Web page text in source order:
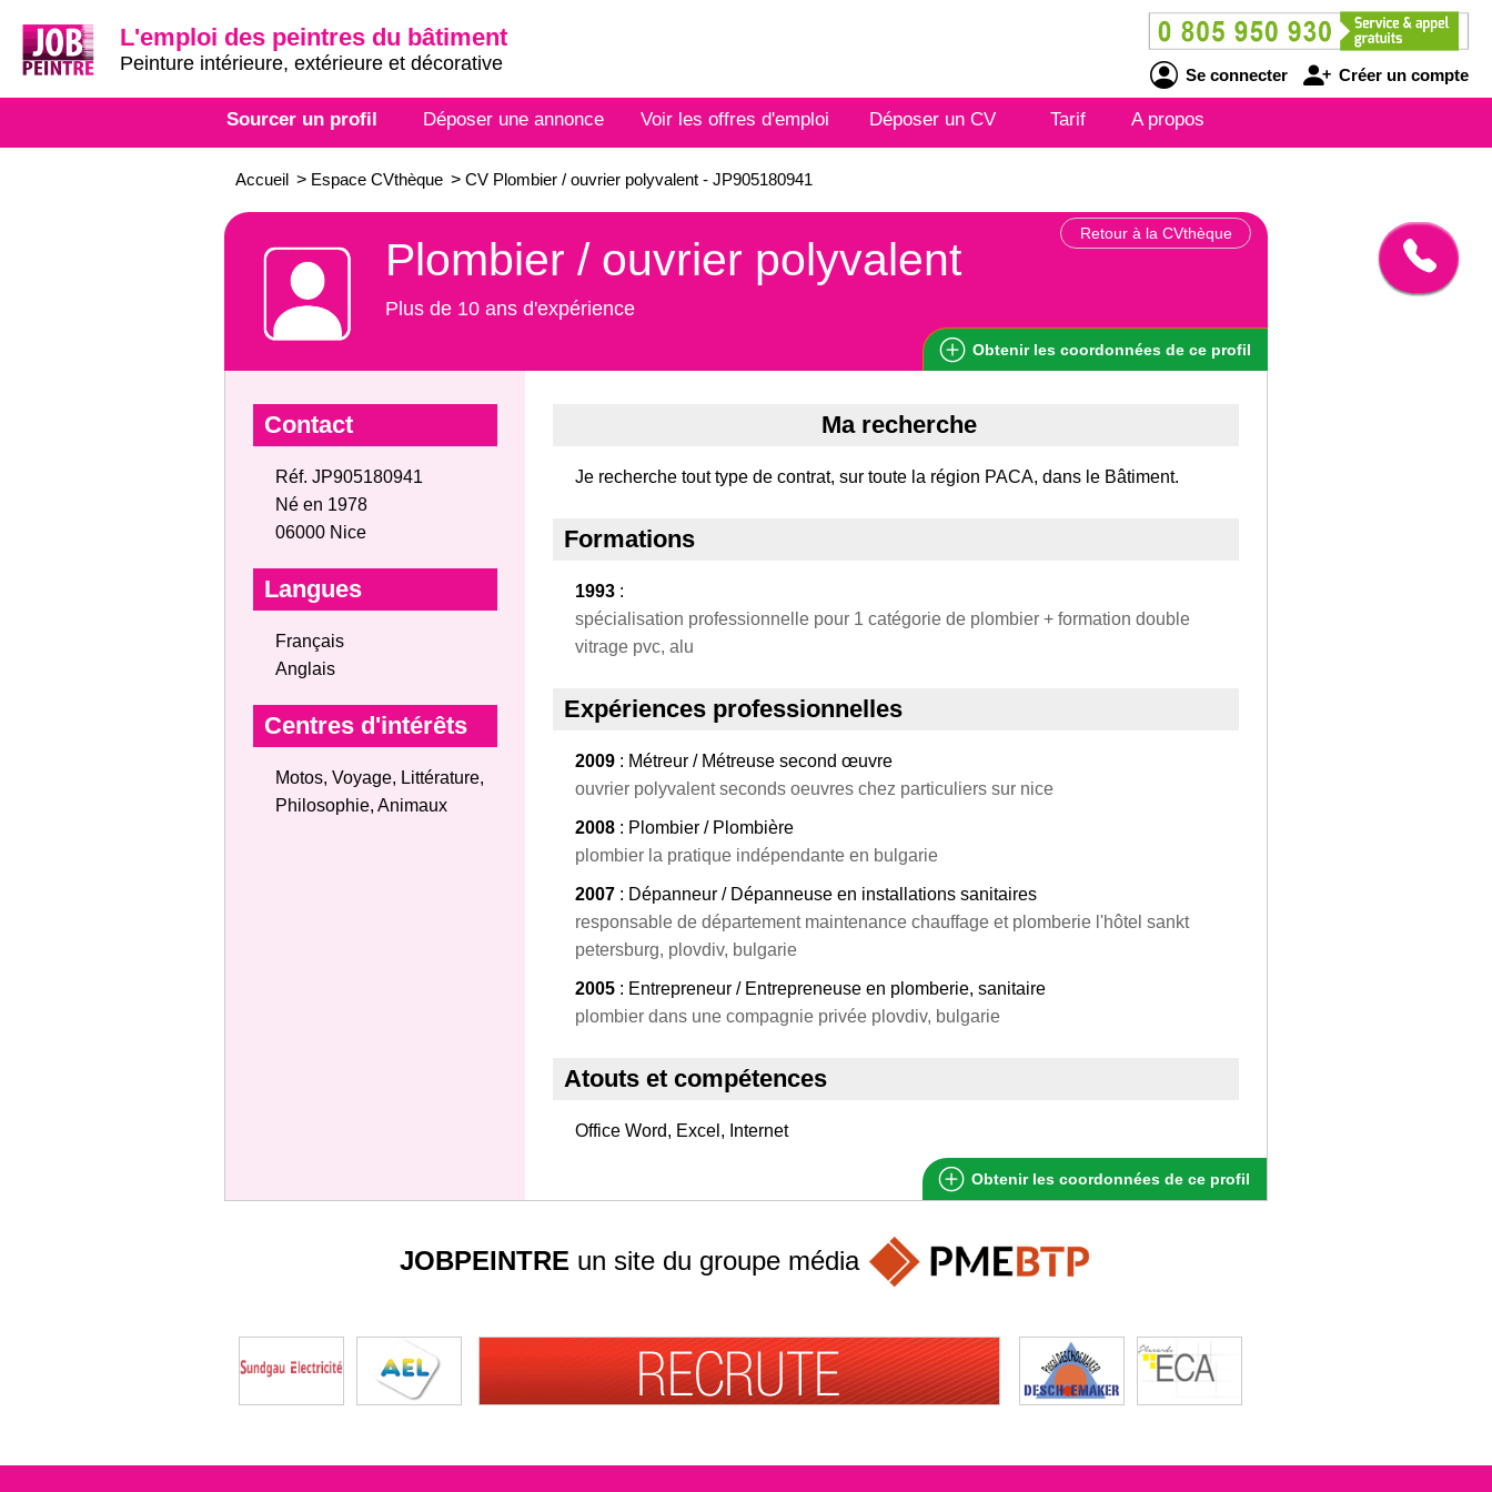
L'emploi des peintres du bâtiment
Peinture intérieure, extérieure et décorative
Se connecter Créer un compte
Sourcer un profil Déposer une annonce Voir les offres d'emploi Déposer un CV Tarif A propos
Accueil > Espace CVthèque > CV Plombier / ouvrier polyvalent - JP905180941
Retour à la CVthèque
Plombier / ouvrier polyvalent
Plus de 10 ans d'expérience
Obtenir les coordonnées de ce profil
Contact
Réf. JP905180941
Né en 1978
06000 Nice
Langues
Français
Anglais
Centres d'intérêts
Motos, Voyage, Littérature,
Philosophie, Animaux
Ma recherche
Je recherche tout type de contrat, sur toute la région PACA, dans le Bâtiment.
Formations
1993 :
spécialisation professionnelle pour 1 catégorie de plombier + formation double
vitrage pvc, alu
Expériences professionnelles
2009 : Métreur / Métreuse second œuvre
ouvrier polyvalent seconds oeuvres chez particuliers sur nice
2008 : Plombier / Plombière
plombier la pratique indépendante en bulgarie
2007 : Dépanneur / Dépanneuse en installations sanitaires
responsable de département maintenance chauffage et plomberie l'hôtel sankt
petersburg, plovdiv, bulgarie
2005 : Entrepreneur / Entrepreneuse en plomberie, sanitaire
plombier dans une compagnie privée plovdiv, bulgarie
Atouts et compétences
Office Word, Excel, Internet
Obtenir les coordonnées de ce profil
JOBPEINTRE un site du groupe média